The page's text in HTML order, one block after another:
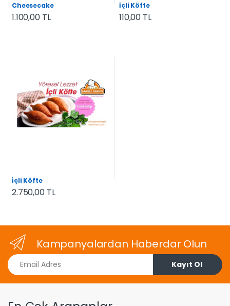
Cheesecake
1.100,00 TL
İçli Köfte
110,00 TL
İçli Köfte
2.750,00 TL
Kampanyalardan Haberdar Olun
Email Adres
Kayıt Ol